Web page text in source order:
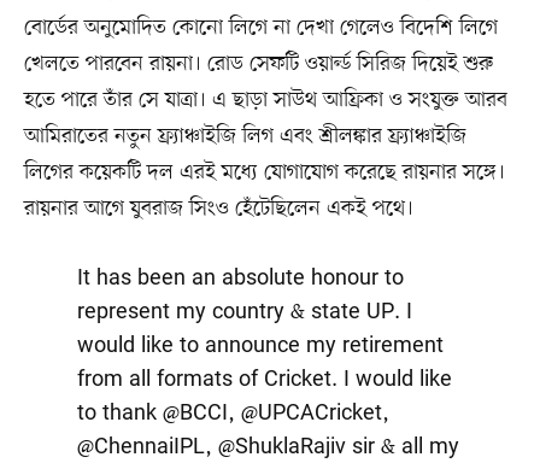
বোর্ডের অনুমোদিত কোনো লিগে না দেখা গেলেও বিদেশি লিগে
খেলতে পারবেন রায়না। রোড সেফটি ওয়ার্ল্ড সিরিজ দিয়েই শুরু
হতে পারে তাঁর সে যাত্রা। এ ছাড়া সাউথ আফ্রিকা ও সংযুক্ত আরব
আমিরাতের নতুন ফ্র্যাঞ্চাইজি লিগ এবং শ্রীলঙ্কার ফ্র্যাঞ্চাইজি
লিগের কয়েকটি দল এরই মধ্যে যোগাযোগ করেছে রায়নার সঙ্গে।
রায়নার আগে যুবরাজ সিংও হেঁটেছিলেন একই পথে।
It has been an absolute honour to
represent my country & state UP. I
would like to announce my retirement
from all formats of Cricket. I would like
to thank @BCCI, @UPCACricket,
@ChennaiIPL, @ShuklaRajiv sir & all my